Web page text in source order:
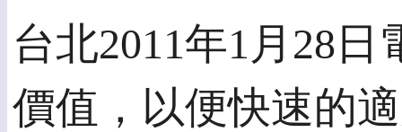
台北2011年1月28
價值，以便快速的